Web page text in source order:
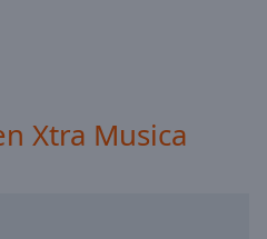
Xtra Musica